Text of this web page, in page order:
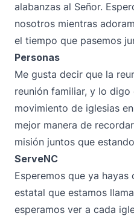
alabanzas al Señor.
nosotros mientras
el tiempo que pasemos
Personas
Me gusta decir que la
reunión familiar, y lo digo
movimiento de iglesias
mejor manera de
misión juntos que
ServeNC
Esperemos que ya
estatal que estamos
esperamos ver a cada